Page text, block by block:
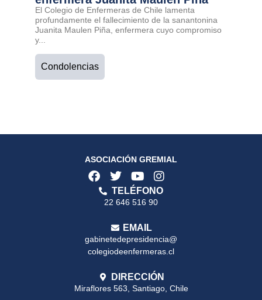
El Colegio de Enfermeras de Chile lamenta
profundamente el fallecimiento de la sanantonina
Juanita Maulen Piña, enfermera cuyo compromiso
y...
Condolencias
ASOCIACIÓN GREMIAL
TELÉFONO
22 646 516 90
EMAIL
gabinetedepresidencia@
colegiodeenfermeras.cl
DIRECCIÓN
Miraflores 563, Santiago, Chile